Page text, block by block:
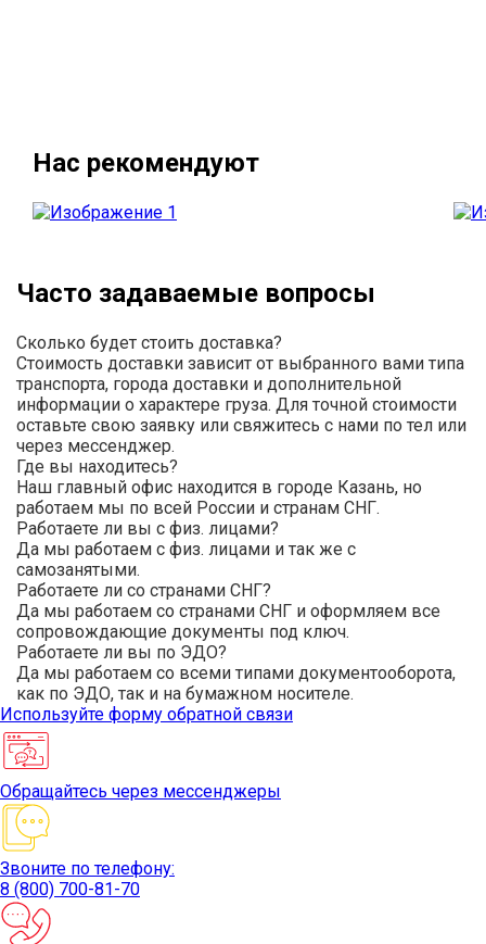
Нас рекомендуют
Часто задаваемые вопросы
Сколько будет стоить доставка?
Стоимость доставки зависит от выбранного вами типа
транспорта, города доставки и дополнительной
информации о характере груза. Для точной стоимости
оставьте свою заявку или свяжитесь с нами по тел или
через мессенджер.
Где вы находитесь?
Наш главный офис находится в городе Казань, но
работаем мы по всей России и странам СНГ.
Работаете ли вы с физ. лицами?
Да мы работаем с физ. лицами и так же с
самозанятыми.
Работаете ли со странами СНГ?
Да мы работаем со странами СНГ и оформляем все
сопровождающие документы под ключ.
Работаете ли вы по ЭДО?
Да мы работаем со всеми типами документооборота,
как по ЭДО, так и на бумажном носителе.
Используйте форму обратной связи
Обращайтесь через мессенджеры
Звоните по телефону:
8 (800) 700-81-70